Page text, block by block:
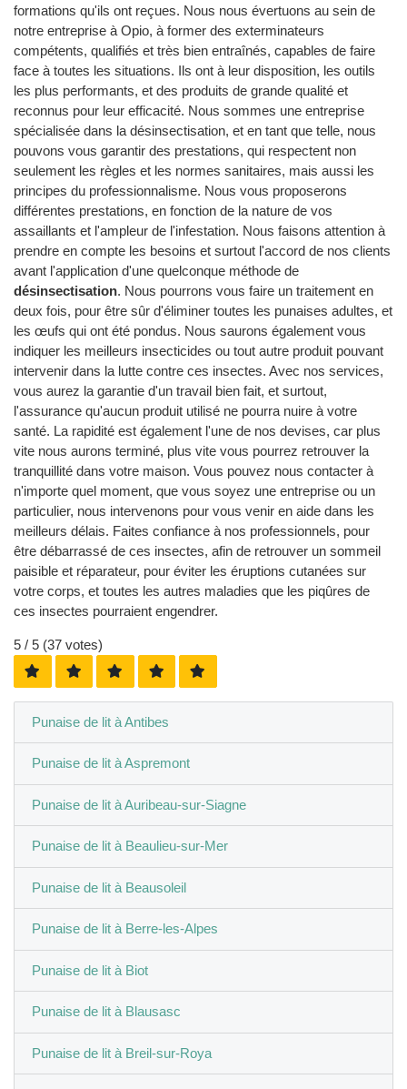
formations qu'ils ont reçues. Nous nous évertuons au sein de
notre entreprise à Opio, à former des exterminateurs
compétents, qualifiés et très bien entraînés, capables de faire
face à toutes les situations. Ils ont à leur disposition, les outils
les plus performants, et des produits de grande qualité et
reconnus pour leur efficacité. Nous sommes une entreprise
spécialisée dans la désinsectisation, et en tant que telle, nous
pouvons vous garantir des prestations, qui respectent non
seulement les règles et les normes sanitaires, mais aussi les
principes du professionnalisme. Nous vous proposerons
différentes prestations, en fonction de la nature de vos
assaillants et l'ampleur de l'infestation. Nous faisons attention à
prendre en compte les besoins et surtout l'accord de nos clients
avant l'application d'une quelconque méthode de
désinsectisation. Nous pourrons vous faire un traitement en
deux fois, pour être sûr d'éliminer toutes les punaises adultes, et
les œufs qui ont été pondus. Nous saurons également vous
indiquer les meilleurs insecticides ou tout autre produit pouvant
intervenir dans la lutte contre ces insectes. Avec nos services,
vous aurez la garantie d'un travail bien fait, et surtout,
l'assurance qu'aucun produit utilisé ne pourra nuire à votre
santé. La rapidité est également l'une de nos devises, car plus
vite nous aurons terminé, plus vite vous pourrez retrouver la
tranquillité dans votre maison. Vous pouvez nous contacter à
n'importe quel moment, que vous soyez une entreprise ou un
particulier, nous intervenons pour vous venir en aide dans les
meilleurs délais. Faites confiance à nos professionnels, pour
être débarrassé de ces insectes, afin de retrouver un sommeil
paisible et réparateur, pour éviter les éruptions cutanées sur
votre corps, et toutes les autres maladies que les piqûres de
ces insectes pourraient engendrer.
5 / 5 (37 votes)
Punaise de lit à Antibes
Punaise de lit à Aspremont
Punaise de lit à Auribeau-sur-Siagne
Punaise de lit à Beaulieu-sur-Mer
Punaise de lit à Beausoleil
Punaise de lit à Berre-les-Alpes
Punaise de lit à Biot
Punaise de lit à Blausasc
Punaise de lit à Breil-sur-Roya